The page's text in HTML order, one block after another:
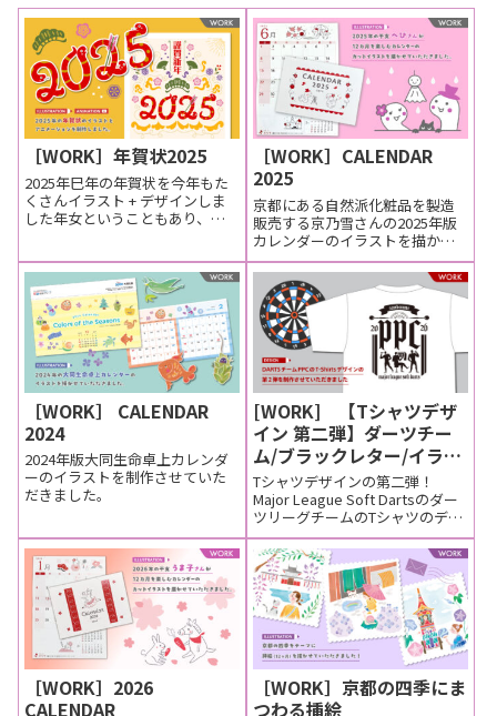
［WORK］年賀状2025
2025年巳年の年賀状を今年もた
くさんイラスト + デザインしま
した年女ということもあり、今
値段が高くなり年賀状を送る方
も少なくなってきているけ...
［WORK］CALENDAR
2025
京都にある自然派化粧品を製造
販売する京乃雪さんの2025年版
カレンダーのイラストを描かせ
ていただきました
［WORK］ CALENDAR
2024
2024年版大同生命卓上カレンダ
ーのイラストを制作させていた
だきました。
[WORK] 【Tシャツデザ
イン 第二弾】ダーツチー
ム/ブラックレター/イラス
ト/
Tシャツデザインの第二弾！
Major League Soft Dartsのダー
ツリーグチームのTシャツのデザ
インをさせていただきました。
前回は、スポーティなイメージ
のデザインでしたが、今回は書
体にブラ...
［WORK］2026
CALENDAR
［WORK］京都の四季にま
つわる挿絵